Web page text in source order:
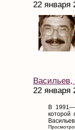
22 января
Васильев,
22 января
В
которой